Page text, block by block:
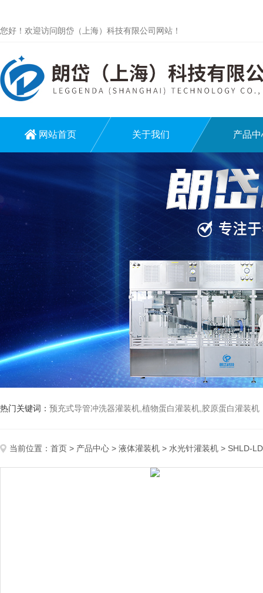
您好！欢迎访问朗岱（上海）科技有限公司网站！
网站首页 关于我们 产品中
热门关键词： 预充式导管冲洗器灌装机,植物蛋白灌装机,胶原蛋白灌装机
当前位置： 首页 > 产品中心 > 液体灌装机 > 水光针灌装机 > SHLD-